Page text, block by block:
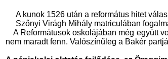
A kunok 1526 után a református hitet
Szőnyi Virágh Mihály matriculában
A Reformátusok oskolájában még együtt
nem maradt fenn. Valószínűleg a Bakér